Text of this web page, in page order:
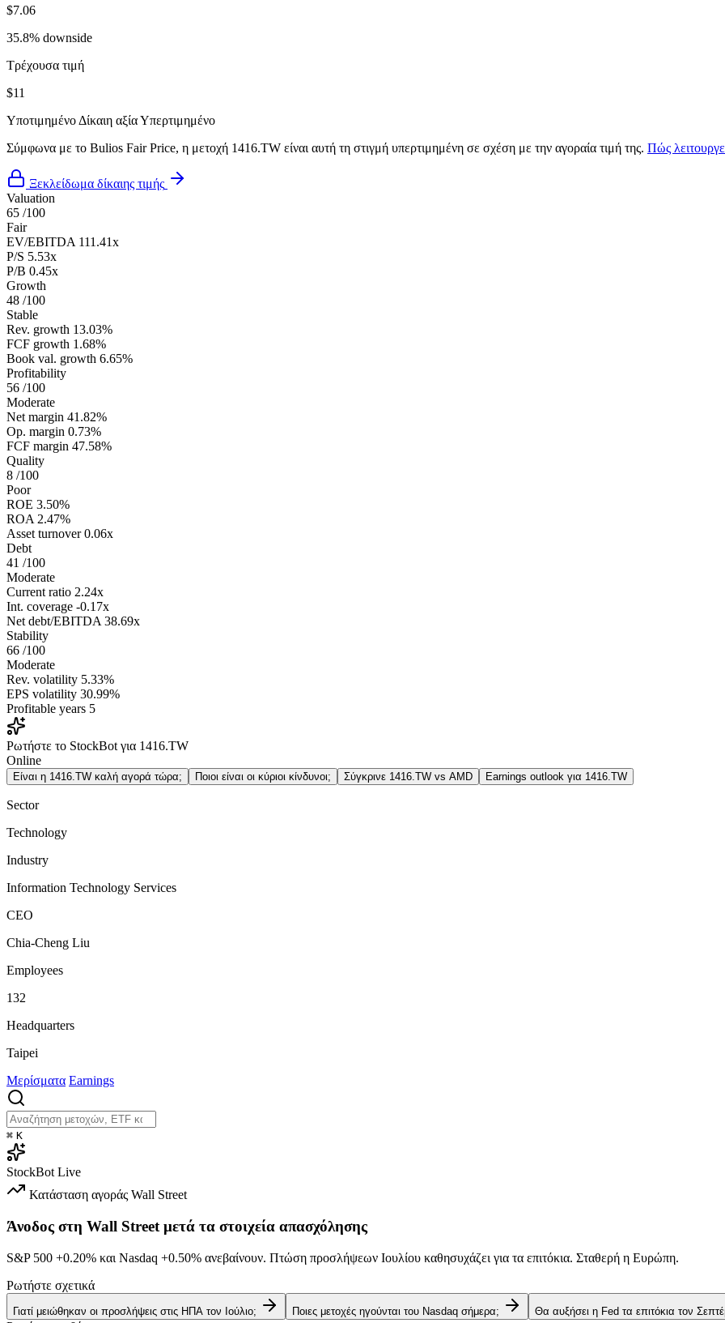
$7.06
35.8% downside
Τρέχουσα τιμή
$11
Υποτιμημένο Δίκαιη αξίαΥπερτιμημένο
Σύμφωνα με το Bulios Fair Price, η μετοχή 1416.TW είναι αυτή τη στιγμή υπερτιμημένη σε σχέση με την αγοραία τιμή της. Πώς
Ξεκλείδωμα δίκαιης τιμής
Valuation
65 /100
Fair
EV/EBITDA 111.41x
P/S 5.53x
P/B 0.45x
Growth
48 /100
Stable
Rev. growth 13.03%
FCF growth 1.68%
Book val. growth 6.65%
Profitability
56 /100
Moderate
Net margin 41.82%
Op. margin 0.73%
FCF margin 47.58%
Quality
8 /100
Poor
ROE 3.50%
ROA 2.47%
Asset turnover 0.06x
Debt
41 /100
Moderate
Current ratio 2.24x
Int. coverage -0.17x
Net debt/EBITDA 38.69x
Stability
66 /100
Moderate
Rev. volatility 5.33%
EPS volatility 30.99%
Profitable years 5
Ρωτήστε το StockBot για 1416.TW
Online
Είναι η 1416.TW καλή αγορά τώρα; Ποιοι είναι οι κύριοι κίνδυνοι; Σύγκρινε 1416.TW vs AMD Earnings outlook για 1416.TW
Sector
Technology
Industry
Information Technology Services
CEO
Chia-Cheng Liu
Employees
132
Headquarters
Taipei
Μερίσματα Earnings
⌘ K
StockBot Live
Κατάσταση αγοράς Wall Street
Άνοδος στη Wall Street μετά τα στοιχεία απασχόλησης
S&P 500 +0.20% και Nasdaq +0.50% ανεβαίνουν. Πτώση προσλήψεων Ιουλίου καθησυχάζει για τα επιτόκια. Σταθερή η Ευρώπη.
Ρωτήστε σχετικά
Γιατί μειώθηκαν οι προσλήψεις στις ΗΠΑ τον Ιούλιο; Ποιες μετοχές ηγούνται του Nasdaq σήμερα; Θα αυξήσει η Fed τα επιτόκια τον